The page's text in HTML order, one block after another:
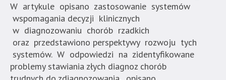
W artykule opisano zastosowanie systemów
wspomagania decyzji klinicznych
w diagnozowaniu chorób rzadkich
oraz przedstawiono perspektywy rozwoju tych
systemów. W odpowiedzi na zidentyfikowane
problemy stawiania złych diagnoz chorób